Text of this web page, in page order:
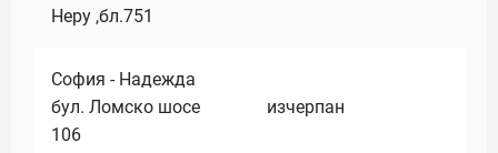
Неру ,бл.751
София - Надежда
бул. Ломско шосе
106
изчерпан